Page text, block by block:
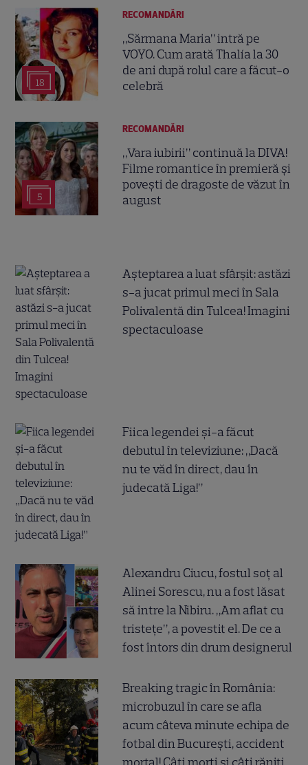
18
RECOMANDĂRI
„Sărmana Maria” intră pe
VOYO. Cum arată Thalía la 30
de ani după rolul care a făcut-o
celebră
5
RECOMANDĂRI
„Vara iubirii” continuă la DIVA!
Filme romantice în premieră și
povești de dragoste de văzut în
august
Așteptarea a luat sfârșit: astăzi
s-a jucat primul meci în Sala
Polivalentă din Tulcea! Imagini
spectaculoase
Fiica legendei și-a făcut
debutul în televiziune: „Dacă
nu te văd în direct, dau în
judecată Liga!”
Alexandru Ciucu, fostul soț al
Alinei Sorescu, nu a fost lăsat
să intre la Nibiru. „Am aflat cu
tristețe”, a povestit el. De ce a
fost întors din drum designerul
Breaking tragic în România:
microbuzul în care se afla
acum câteva minute echipa de
fotbal din București, accident